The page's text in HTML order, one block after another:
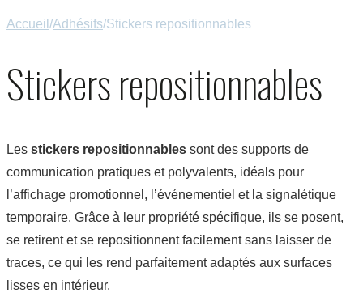
Accueil /Adhésifs/Stickers repositionnables
Stickers repositionnables
Les stickers repositionnables sont des supports de
communication pratiques et polyvalents, idéals pour
l’affichage promotionnel, l’événementiel et la signalétique
temporaire. Grâce à leur propriété spécifique, ils se posent,
se retirent et se repositionnent facilement sans laisser de
traces, ce qui les rend parfaitement adaptés aux surfaces
lisses en intérieur.